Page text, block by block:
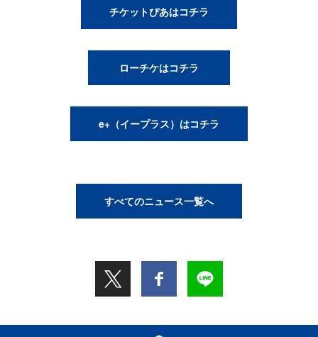
チケットぴあはコチラ
ローチケはコチラ
e+（イープラス）はコチラ
すべてのニュース一覧へ